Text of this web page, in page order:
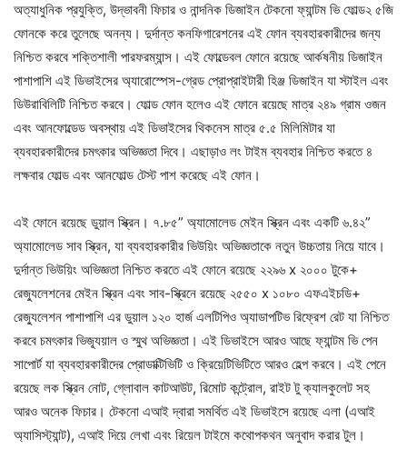
অত্যাধুনিক প্রযুক্তি, উদ্ভাবনী ফিচার ও নান্দনিক ডিজাইন টেকনো ফ্যান্টম ভি ফোল্ড২ ৫জি
ফোনকে করে তুলেছে অনন্য। দুর্দান্ত কনফিগারেশনের এই ফোন ব্যবহারকারীদের জন্য
নিশ্চিত করবে শক্তিশালী পারফরম্যান্স। এই ফোল্ডেবল ফোনে রয়েছে আর্কষনীয় ডিজাইন
পাশাপাশি এই ডিভাইসের অ্যারোস্পেস-গ্রেড প্রোপ্রাইটারী হিঞ্জ ডিজাইন যা স্টাইল এবং
ডিউরাবিলিটি নিশ্চিত করবে। ফোল্ড ফোন হলেও এই ফোনে রয়েছে মাত্র ২৪৯ গ্রাম ওজন
এবং আনফোল্ডেড অবস্থায় এই ডিভাইসের থিকনেস মাত্র ৫.৫ মিলিমিটার যা
ব্যবহারকারীদের চমৎকার অভিজ্ঞতা দিবে। এছাড়াও লং টাইম ব্যবহার নিশ্চিত করতে ৪
লক্ষবার ফোল্ড এবং আনফোল্ড টেস্ট পাশ করেছে এই ফোন।
এই ফোনে রয়েছে ডুয়াল স্ক্রিন। ৭.৮৫” অ্যামোলেড মেইন স্ক্রিন এবং একটি ৬.৪২”
অ্যামোলেড সাব স্ক্রিন, যা ব্যবহারকারীর ভিউয়িং অভিজ্ঞতাকে নতুন উচ্চতায় নিয়ে যাবে।
দুর্দান্ত ভিউয়িং অভিজ্ঞতা নিশ্চিত করতে এই ফোনে রয়েছে ২২৯৬ x ২০০০ টুকে+
রেজ্যুলেশনের মেইন স্ক্রিন এবং সাব-স্ক্রিনে রয়েছে ২৫৫০ x ১০৮০ এফএইচডি+
রেজ্যুলেশন পাশাপাশি এর ডুয়াল ১২০ হার্জ এলটিপিও অ্যাডাপটিভ রিফ্রেশ রেট যা নিশ্চিত
করবে চমৎকার ভিজ্যূয়াল ও স্মুথ অভিজ্ঞতা। এই ডিভাইসে আরও আছে ফ্যান্টম ভি পেন
সাপোর্ট যা ব্যবহারকারীদের প্রোডাক্টিভিটি ও ক্রিয়েটিভিটিতে আরও হেল্প করবে। এই পেনে
রয়েছে লক স্ক্রিন নোট, গ্লোবাল কাটআউট, রিমোট কন্ট্রোল, রাইট টু ক্যালকুলেট সহ
আরও অনেক ফিচার। টেকনো এআই দ্বারা সমর্থিত এই ডিভাইসে রয়েছে এলা (এআই
অ্যাসিস্ট্যান্ট), এআই দিয়ে লেখা এবং রিয়েল টাইমে কথোপকথন অনুবাদ করার টুল।